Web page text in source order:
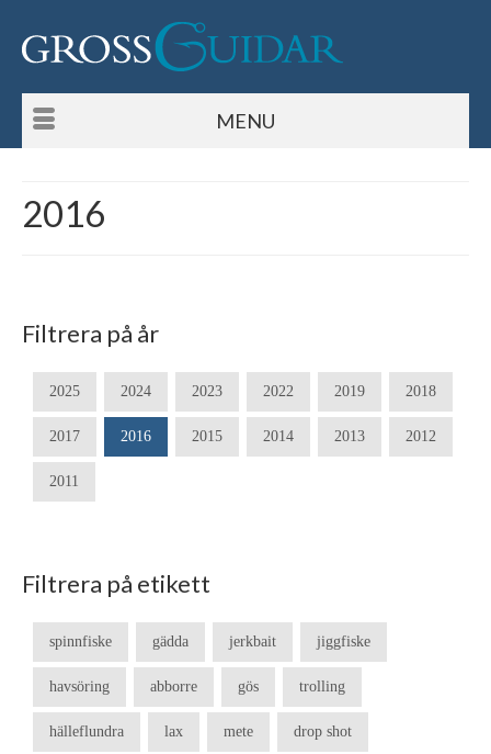
MENU
2016
Filtrera på år
2025 2024 2023 2022 2019 2018
2017 2016 2015 2014 2013 2012
2011
Filtrera på etikett
spinnfiske gädda jerkbait jiggfiske
havsöring abborre gös trolling
hälleflundra lax mete drop shot